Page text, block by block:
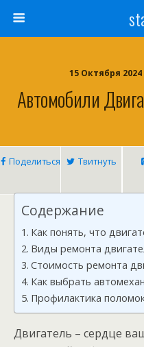
15 Октября
Автомобили
Поделиться Твитнуть
Содержание
Как понять, что
Виды ремонта
Стоимость ремонта
Как выбрать
Профилактика
Двигатель – сердце